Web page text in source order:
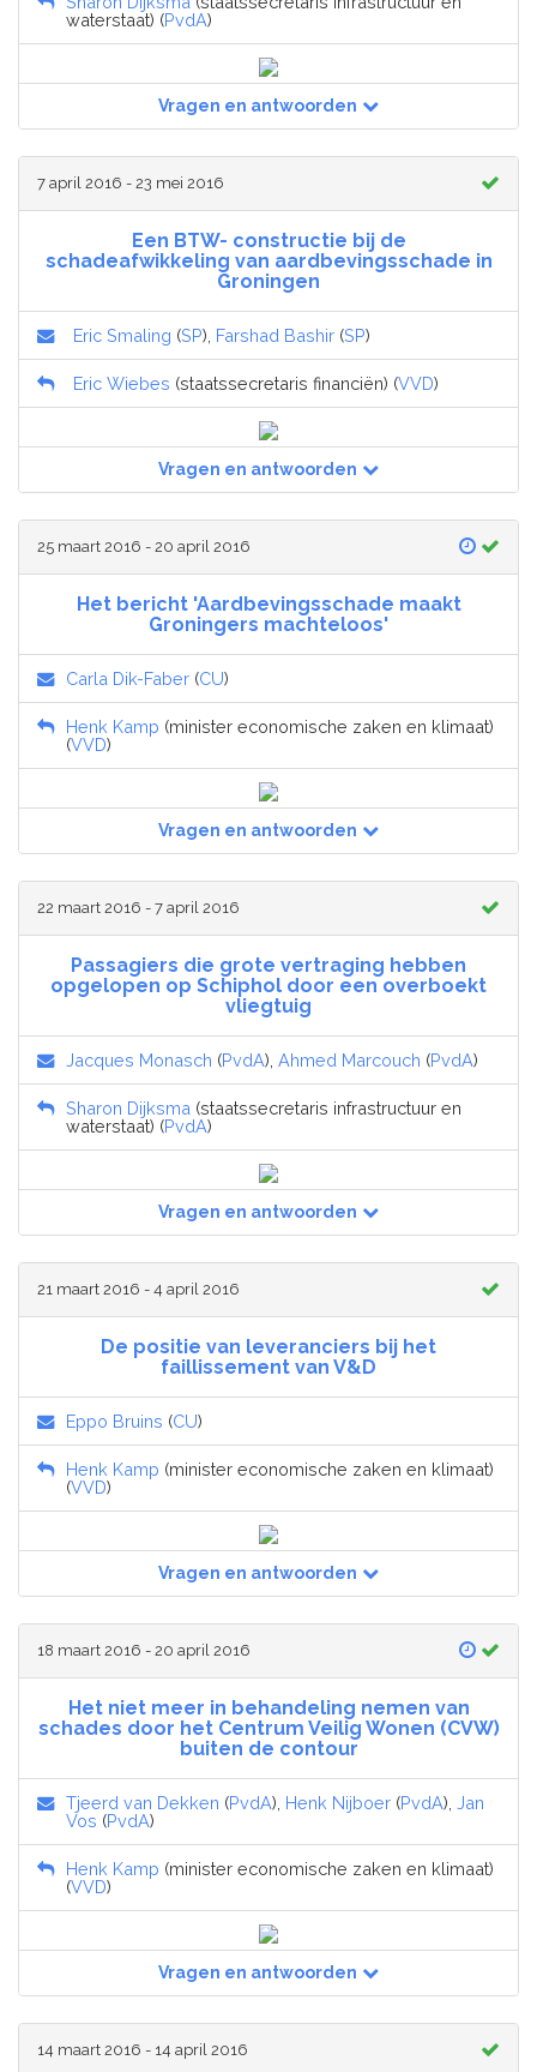
waterstaat) (PvdA)
Vragen en antwoorden
7 april 2016 - 23 mei 2016
Een BTW- constructie bij de
schadeafwikkeling van aardbevingsschade in
Groningen
Eric Smaling (SP), Farshad Bashir (SP)
Eric Wiebes (staatssecretaris financiën) (VVD)
Vragen en antwoorden
25 maart 2016 - 20 april 2016
Het bericht 'Aardbevingsschade maakt
Groningers machteloos'
Carla Dik-Faber (CU)
Henk Kamp (minister economische zaken en klimaat)
(VVD)
Vragen en antwoorden
22 maart 2016 - 7 april 2016
Passagiers die grote vertraging hebben
opgelopen op Schiphol door een overboekt
vliegtuig
Jacques Monasch (PvdA), Ahmed Marcouch (PvdA)
Sharon Dijksma (staatssecretaris infrastructuur en
waterstaat) (PvdA)
Vragen en antwoorden
21 maart 2016 - 4 april 2016
De positie van leveranciers bij het
faillissement van V&D
Eppo Bruins (CU)
Henk Kamp (minister economische zaken en klimaat)
(VVD)
Vragen en antwoorden
18 maart 2016 - 20 april 2016
Het niet meer in behandeling nemen van
schades door het Centrum Veilig Wonen (CVW)
buiten de contour
Tjeerd van Dekken (PvdA), Henk Nijboer (PvdA), Jan
Vos (PvdA)
Henk Kamp (minister economische zaken en klimaat)
(VVD)
Vragen en antwoorden
14 maart 2016 - 14 april 2016